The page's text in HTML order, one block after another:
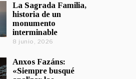
La Sagrada Familia,
historia de un
monumento
interminable
8 junio, 2026
Anxos Fazáns:
«Siempre busqué